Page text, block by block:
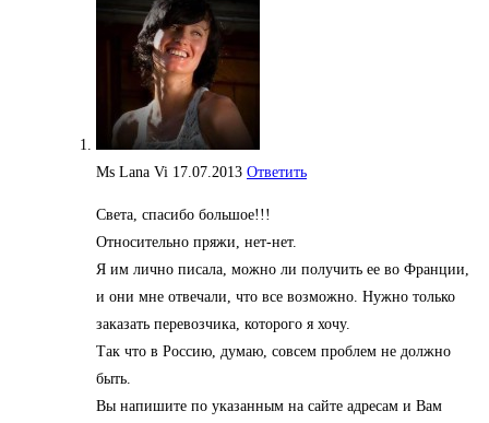
Ms Lana Vi 17.07.2013 Ответить
Света, спасибо большое!!!
Относительно пряжи, нет-нет.
Я им лично писала, можно ли получить ее во Франции,
и они мне отвечали, что все возможно. Нужно только
заказать перевозчика, которого я хочу.
Так что в Россию, думаю, совсем проблем не должно
быть.
Вы напишите по указанным на сайте адресам и Вам